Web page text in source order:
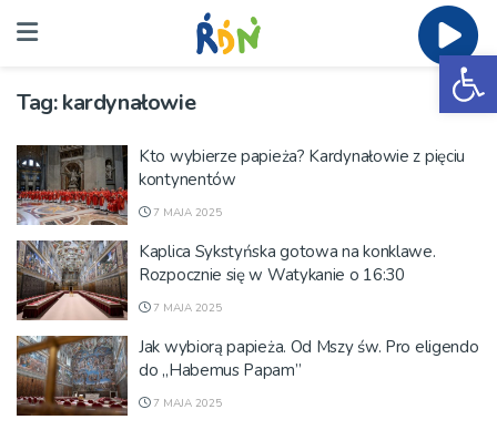
Tag:kardynałowie
Kto wybierze papieża? Kardynałowie z pięciu
kontynentów
7 MAJA 2025
Kaplica Sykstyńska gotowa na konklawe.
Rozpocznie się w Watykanie o 16:30
7 MAJA 2025
Jak wybiorą papieża. Od Mszy św. Pro eligendo
do „Habemus Papam”
7 MAJA 2025